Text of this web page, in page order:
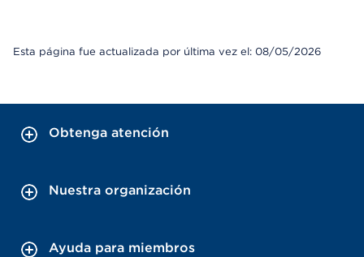
Esta página fue actualizada por última vez el: 08/05/2026
Obtenga atención
Nuestra organización
Ayuda para miembros